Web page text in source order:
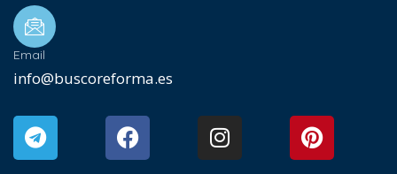
Email
info@buscoreforma.es